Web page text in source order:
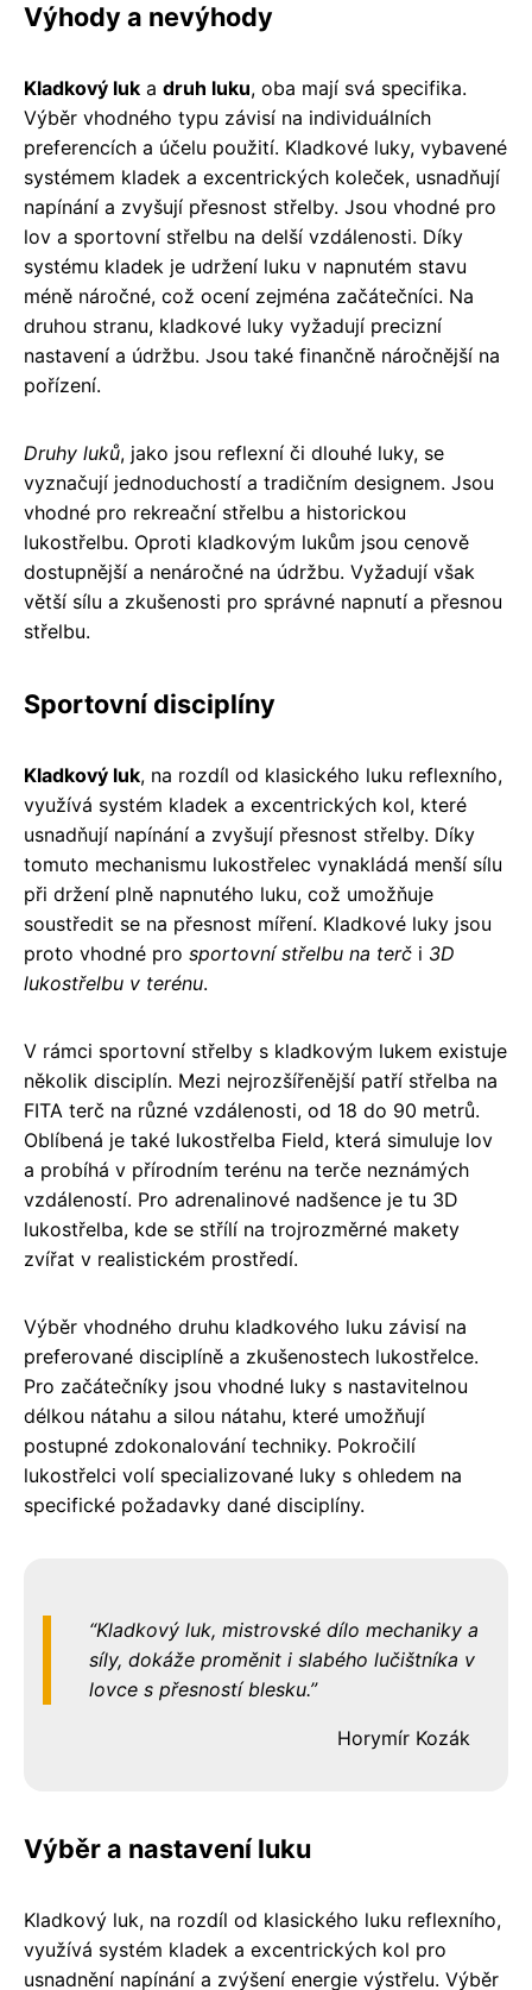
Výhody a nevýhody
Kladkový luk a druh luku, oba mají svá specifika.
Výběr vhodného typu závisí na individuálních
preferencích a účelu použití. Kladkové luky, vybavené
systémem kladek a excentrických koleček, usnadňují
napínání a zvyšují přesnost střelby. Jsou vhodné pro
lov a sportovní střelbu na delší vzdálenosti. Díky
systému kladek je udržení luku v napnutém stavu
méně náročné, což ocení zejména začátečníci. Na
druhou stranu, kladkové luky vyžadují precizní
nastavení a údržbu. Jsou také finančně náročnější na
pořízení.
Druhy luků, jako jsou reflexní či dlouhé luky, se
vyznačují jednoduchostí a tradičním designem. Jsou
vhodné pro rekreační střelbu a historickou
lukostřelbu. Oproti kladkovým lukům jsou cenově
dostupnější a nenáročné na údržbu. Vyžadují však
větší sílu a zkušenosti pro správné napnutí a přesnou
střelbu.
Sportovní disciplíny
Kladkový luk, na rozdíl od klasického luku reflexního,
využívá systém kladek a excentrických kol, které
usnadňují napínání a zvyšují přesnost střelby. Díky
tomuto mechanismu lukostřelec vynakládá menší sílu
při držení plně napnutého luku, což umožňuje
soustředit se na přesnost míření. Kladkové luky jsou
proto vhodné pro sportovní střelbu na terč i 3D
lukostřelbu v terénu.
V rámci sportovní střelby s kladkovým lukem existuje
několik disciplín. Mezi nejrozšířenější patří střelba na
FITA terč na různé vzdálenosti, od 18 do 90 metrů.
Oblíbená je také lukostřelba Field, která simuluje lov
a probíhá v přírodním terénu na terče neznámých
vzdáleností. Pro adrenalinové nadšence je tu 3D
lukostřelba, kde se střílí na trojrozměrné makety
zvířat v realistickém prostředí.
Výběr vhodného druhu kladkového luku závisí na
preferované disciplíně a zkušenostech lukostřelce.
Pro začátečníky jsou vhodné luky s nastavitelnou
délkou nátahu a silou nátahu, které umožňují
postupné zdokonalování techniky. Pokročilí
lukostřelci volí specializované luky s ohledem na
specifické požadavky dané disciplíny.
Kladkový luk, mistrovské dílo mechaniky a
síly, dokáže proměnit i slabého lučištníka v
lovce s přesností blesku.
Horymír Kozák
Výběr a nastavení luku
Kladkový luk, na rozdíl od klasického luku reflexního,
využívá systém kladek a excentrických kol pro
usnadnění napínání a zvýšení energie výstřelu. Výběr